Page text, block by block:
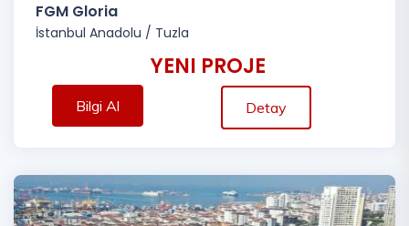
FGM Gloria
İstanbul Anadolu / Tuzla
YENI PROJE
Bilgi Al Detay